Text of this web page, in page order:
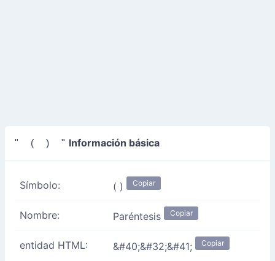
" ( ) " Información básica
Símbolo: ( ) Copiar
Nombre: Paréntesis Copiar
entidad HTML: &#40;&#32;&#41; Copiar